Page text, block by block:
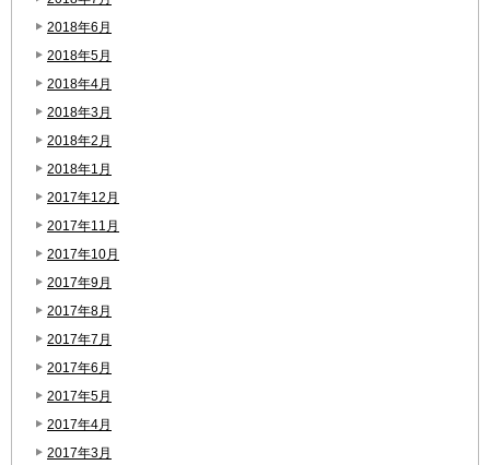
2018年6月
2018年5月
2018年4月
2018年3月
2018年2月
2018年1月
2017年12月
2017年11月
2017年10月
2017年9月
2017年8月
2017年7月
2017年6月
2017年5月
2017年4月
2017年3月